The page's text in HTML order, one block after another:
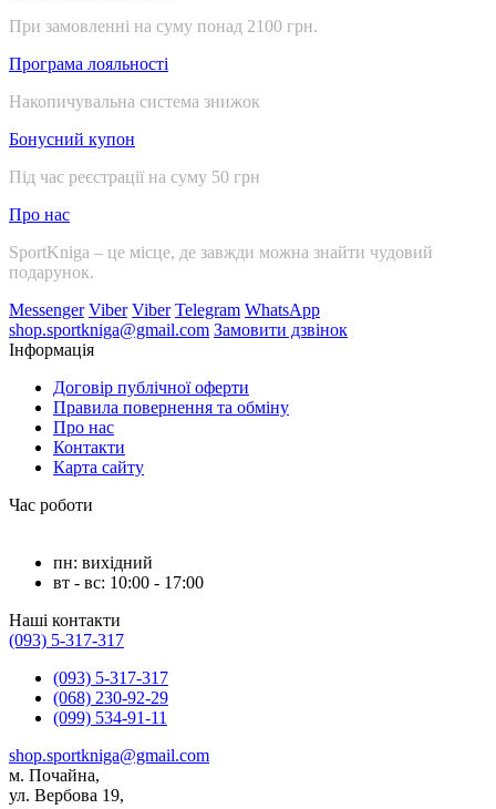
При замовленні на суму понад 2100 грн.
Програма лояльності
Накопичувальна система знижок
Бонусний купон
Під час реєстрації на суму 50 грн
Про нас
SportKniga – це місце, де завжди можна знайти чудовий
подарунок.
Messenger Viber Viber Telegram WhatsApp
shop.sportkniga@gmail.com Замовити дзвінок
Інформація
Договір публічної оферти
Правила повернення та обміну
Про нас
Контакти
Карта сайту
Час роботи
пн: вихідний
вт - вс: 10:00 - 17:00
Наші контакти
(093) 5-317-317
(093) 5-317-317
(068) 230-92-29
(099) 534-91-11
shop.sportkniga@gmail.com
м. Почайна,
ул. Вербова 19,